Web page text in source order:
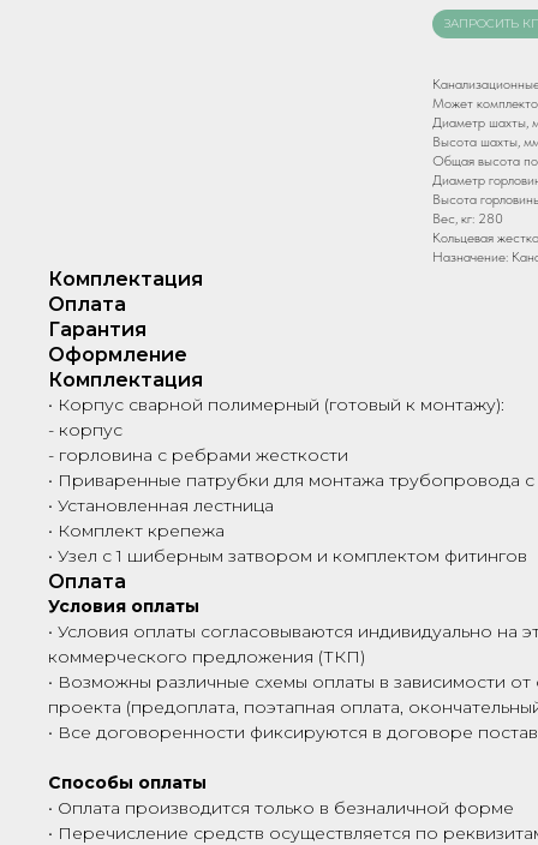
ЗАПРОСИТЬ
Может
Диаметр шахты,
Высота шахты,
Общая высота
Диаметр
Высота
Вес, кг: 280
Кольцевая
Назначение:
Комплектация
Оплата
Гарантия
Оформление
Комплектация
• Корпус сварной полимерный (готовый к монтажу):
- корпус
- горловина с ребрами жесткости
• Приваренные патрубки для монтажа трубопровода
• Установленная лестница
• Комплект крепежа
• Узел с 1 шиберным затвором и комплектом фитингов
Оплата
Условия оплаты
• Условия оплаты согласовываются индивидуально на
коммерческого предложения (ТКП)
• Возможны различные схемы оплаты в зависимости от
проекта (предоплата, поэтапная оплата,
• Все договоренности фиксируются в договоре
Способы оплаты
• Оплата производится только в безналичной форме
• Перечисление средств осуществляется по